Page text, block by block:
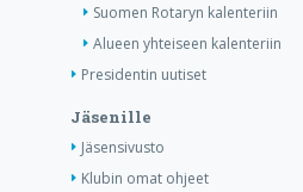
Suomen Rotaryn kalenteriin
Alueen yhteiseen kalenteriin
Presidentin uutiset
Jäsenille
Jäsensivusto
Klubin omat ohjeet